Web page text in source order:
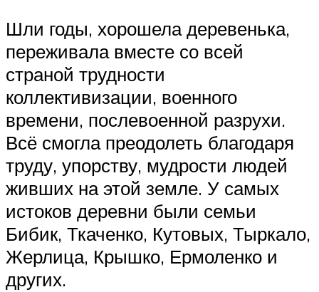
Шли годы, хорошела деревенька,
переживала вместе со всей
страной трудности
коллективизации, военного
времени, послевоенной разрухи.
Всё смогла преодолеть благодаря
труду, упорству, мудрости людей
живших на этой земле. У самых
истоков деревни были семьи
Бибик, Ткаченко, Кутовых, Тыркало,
Жерлица, Крышко, Ермоленко и
других.